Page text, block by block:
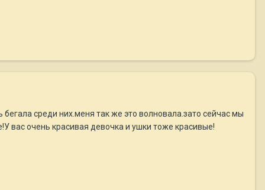
среди них.меня так же это волновала.зато сейчас мы
вас очень красивая девочка и ушки тоже красивые!